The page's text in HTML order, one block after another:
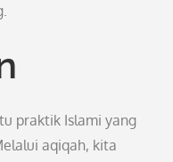
praktik Islami yang
aqiqah, kita